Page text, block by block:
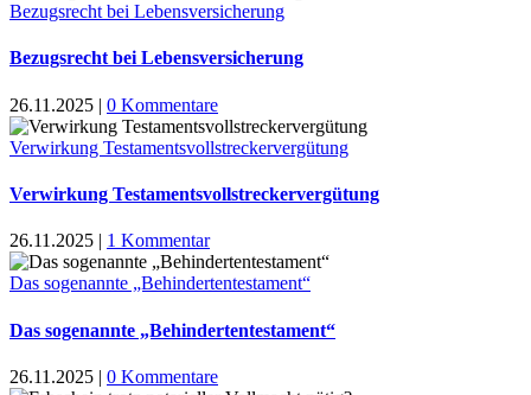
Bezugsrecht bei Lebensversicherung
Bezugsrecht bei Lebensversicherung
26.11.2025 | 0 Kommentare
Verwirkung Testamentsvollstreckervergütung
Verwirkung Testamentsvollstreckervergütung
26.11.2025 | 1 Kommentar
Das sogenannte „Behindertentestament“
Das sogenannte „Behindertentestament“
26.11.2025 | 0 Kommentare